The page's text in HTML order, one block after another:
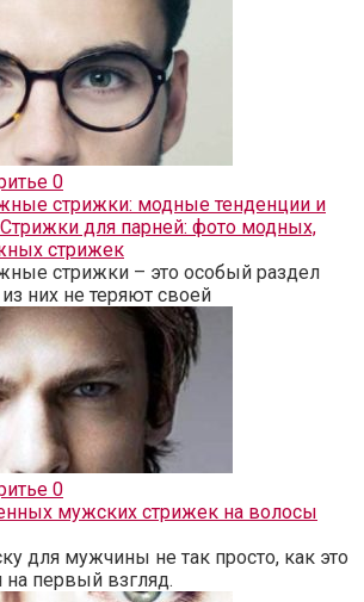
0
стрижки: модные тенденции и
для парней: фото модных,
стрижек
стрижки – это особый раздел
них не теряют своей
0
мужских стрижек на волосы
для мужчины не так просто, как это
на первый взгляд.